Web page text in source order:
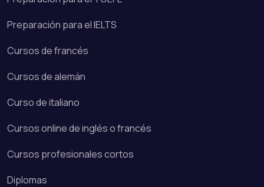
Preparación para el IELTS
Cursos de francés
Cursos de alemán
Curso de italiano
Cursos online de inglés o francés
Cursos profesionales cortos
Diplomas